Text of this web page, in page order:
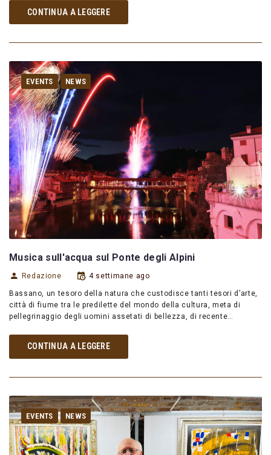
CONTINUA A LEGGERE
EVENTS NEWS
Musica sull'acqua sul Ponte degli Alpini
Redazione 4 settimane ago
Bassano, un tesoro della natura che custodisce tanti tesori d’arte,
città di fiume tra le predilette del mondo della cultura, meta di
pellegrinaggio degli uomini assetati di bellezza, di recente…
CONTINUA A LEGGERE
EVENTS NEWS